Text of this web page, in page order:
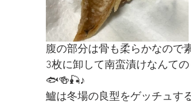
腹の部分は骨も柔らかなので
3枚に卸して南蛮漬けなんて
🐟🍻🎣♪
鱸は冬場の良型をゲッチュす